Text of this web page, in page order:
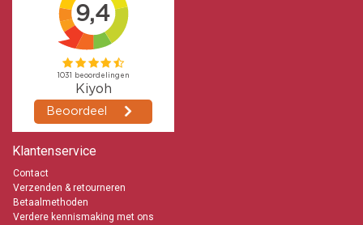
Klantenservice
Contact
Verzenden & retourneren
Betaalmethoden
Verdere kennismaking met ons